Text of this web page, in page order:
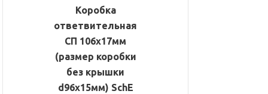
Коробка
ответвительная
СП 106х17мм
(размер коробки
без крышки
d96х15мм) SchE